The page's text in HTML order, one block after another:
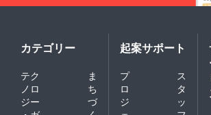
カテゴリー
テク
ノロ
ジー
ま
ち
づ
起案サポート
プ
ロ
ジ
ス
タ
ッ